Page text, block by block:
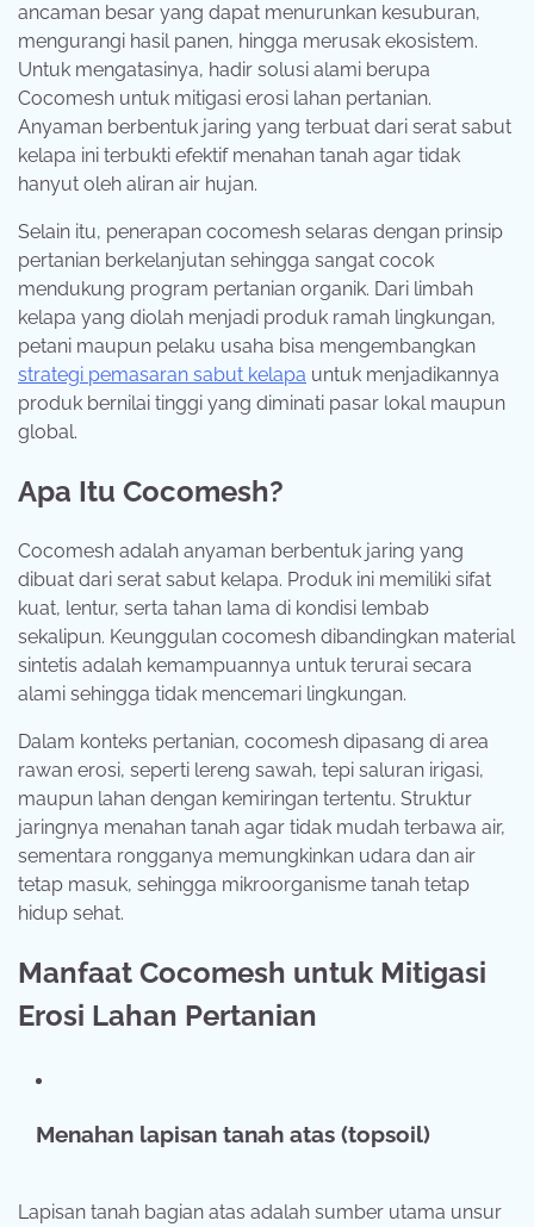
ancaman besar yang dapat menurunkan kesuburan,
mengurangi hasil panen, hingga merusak ekosistem.
Untuk mengatasinya, hadir solusi alami berupa
Cocomesh untuk mitigasi erosi lahan pertanian.
Anyaman berbentuk jaring yang terbuat dari serat sabut
kelapa ini terbukti efektif menahan tanah agar tidak
hanyut oleh aliran air hujan.
Selain itu, penerapan cocomesh selaras dengan prinsip
pertanian berkelanjutan sehingga sangat cocok
mendukung program pertanian organik. Dari limbah
kelapa yang diolah menjadi produk ramah lingkungan,
petani maupun pelaku usaha bisa mengembangkan
strategi pemasaran sabut kelapa untuk menjadikannya
produk bernilai tinggi yang diminati pasar lokal maupun
global.
Apa Itu Cocomesh?
Cocomesh adalah anyaman berbentuk jaring yang
dibuat dari serat sabut kelapa. Produk ini memiliki sifat
kuat, lentur, serta tahan lama di kondisi lembab
sekalipun. Keunggulan cocomesh dibandingkan material
sintetis adalah kemampuannya untuk terurai secara
alami sehingga tidak mencemari lingkungan.
Dalam konteks pertanian, cocomesh dipasang di area
rawan erosi, seperti lereng sawah, tepi saluran irigasi,
maupun lahan dengan kemiringan tertentu. Struktur
jaringnya menahan tanah agar tidak mudah terbawa air,
sementara rongganya memungkinkan udara dan air
tetap masuk, sehingga mikroorganisme tanah tetap
hidup sehat.
Manfaat Cocomesh untuk Mitigasi
Erosi Lahan Pertanian
Menahan lapisan tanah atas (topsoil)
Lapisan tanah bagian atas adalah sumber utama unsur